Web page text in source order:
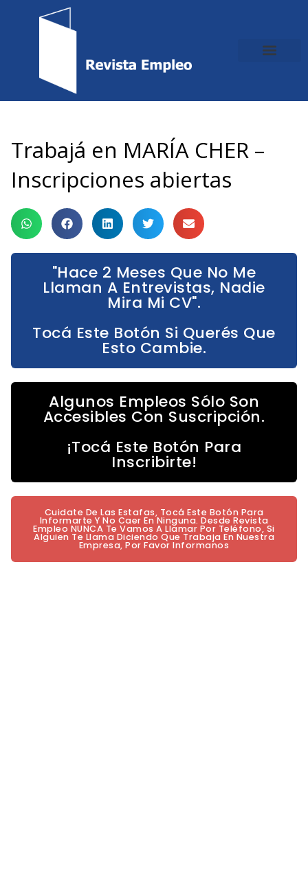
Trabajá en MARÍA CHER –
Inscripciones abiertas
"Hace 2 Meses Que No Me
Llaman A Entrevistas, Nadie
Mira Mi CV".
Tocá Este Botón Si Querés Que
Esto Cambie.
Algunos Empleos Sólo Son
Accesibles Con Suscripción.
¡Tocá Este Botón Para
Inscribirte!
Cuidate De Las Estafas, Tocá Este Botón Para
Informarte Y No Caer En Ninguna. Desde Revista
Empleo NUNCA Te Vamos A Llamar Por Teléfono, Si
Alguien Te Llama Diciendo Que Trabaja En Nuestra
Empresa, Por Favor Informanos